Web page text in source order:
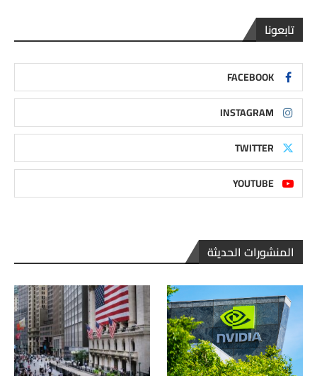
تابعونا
FACEBOOK
INSTAGRAM
TWITTER
YOUTUBE
المنشورات الحديثة